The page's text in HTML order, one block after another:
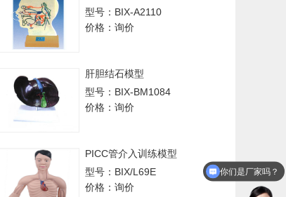
型号：BIX-A2110
价格：询价
肝胆结石模型
型号：BIX-BM1084
价格：询价
PICC管介入训练模型
型号：BIX/L69E
价格：询价
你们是厂家吗？